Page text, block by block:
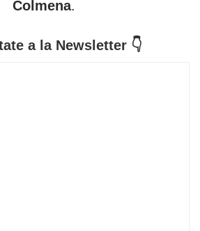
Colmena.
a la Newsletter 👇